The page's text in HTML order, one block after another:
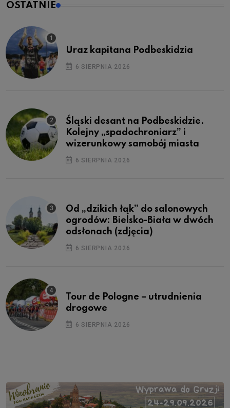
OSTATNIE
Uraz kapitana Podbeskidzia
6 SIERPNIA 2026
Śląski desant na Podbeskidzie.
Kolejny „spadochroniarz” i
wizerunkowy samobój miasta
6 SIERPNIA 2026
Od „dzikich łąk” do salonowych
ogrodów: Bielsko-Biała w dwóch
odsłonach (zdjęcia)
6 SIERPNIA 2026
Tour de Pologne – utrudnienia
drogowe
6 SIERPNIA 2026